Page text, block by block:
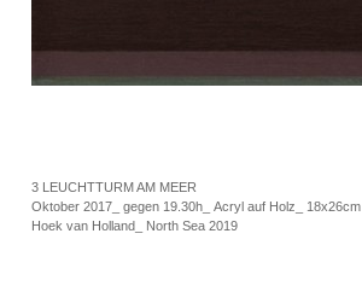
3 LEUCHTTURM AM MEER
Oktober 2017_ gegen 19.30h_ Acryl auf Holz_ 18x26cm
Hoek van Holland_ North Sea 2019